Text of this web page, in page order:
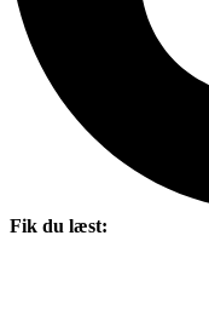
Fik du læst: